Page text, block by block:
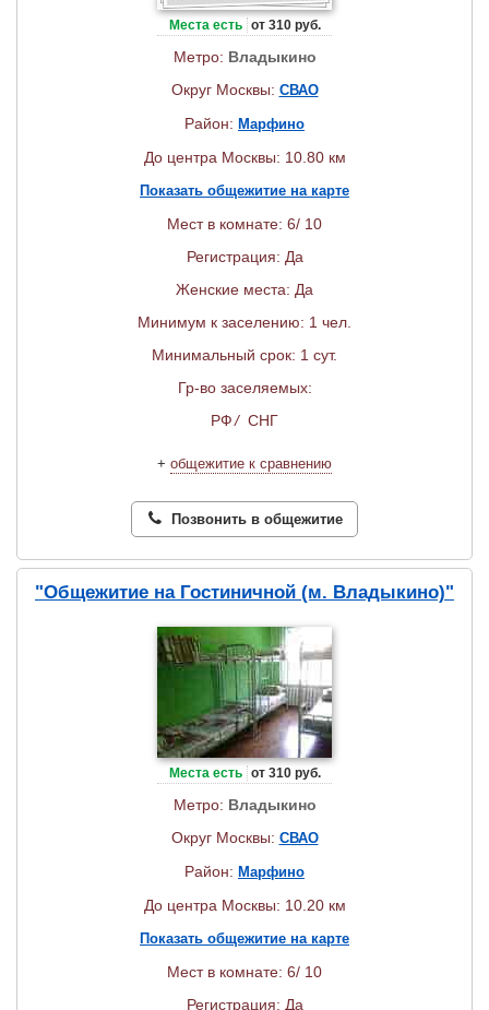
Места есть от 310 руб.
Метро: Владыкино
Округ Москвы: СВАО
Район: Марфино
До центра Москвы: 10.80 км
Показать общежитие на карте
Мест в комнате: 6/ 10
Регистрация: Да
Женские места: Да
Минимум к заселению: 1 чел.
Минимальный срок: 1 сут.
Гр-во заселяемых:
РФ/ СНГ
+ общежитие к сравнению
Позвонить в общежитие
"Общежитие на Гостиничной (м. Владыкино)"
Места есть от 310 руб.
Метро: Владыкино
Округ Москвы: СВАО
Район: Марфино
До центра Москвы: 10.20 км
Показать общежитие на карте
Мест в комнате: 6/ 10
Регистрация: Да